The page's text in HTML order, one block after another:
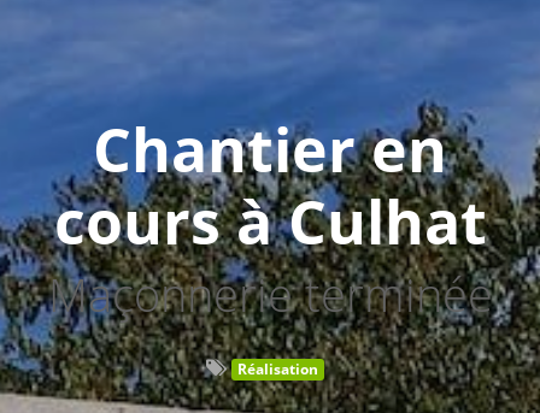
Chantier en
cours à Culhat
Maçonnerie terminée
Réalisation